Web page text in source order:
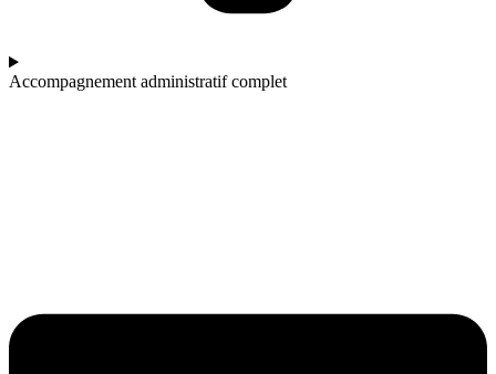
Accompagnement administratif complet